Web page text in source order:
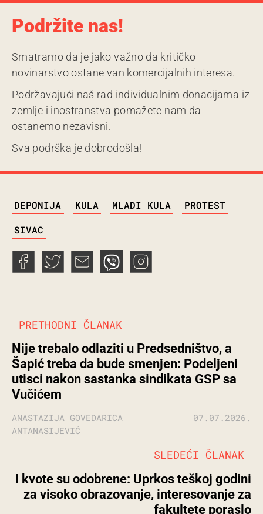
Podržite nas!
Smatramo da je jako važno da kritičko
novinarstvo ostane van komercijalnih interesa.
Podržavajući naš rad individualnim donacijama iz
zemlje i inostranstva pomažete nam da
ostanemo nezavisni.
Sva podrška je dobrodošla!
DEPONIJA KULA MLADI KULA PROTEST
SIVAC
PRETHODNI ČLANAK
Nije trebalo odlaziti u Predsedništvo, a
Šapić treba da bude smenjen: Podeljeni
utisci nakon sastanka sindikata GSP sa
Vučićem
ANASTAZIJA GOVEDARICA
ANTANASIJEVIĆ
07.07.2026.
I kvote su odobrene: Uprkos teškoj godini
za visoko obrazovanje, interesovanje za
fakultete poraslo
SLEDEĆI ČLANAK